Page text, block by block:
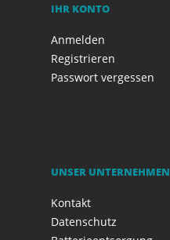
IHR KONTO
Anmelden
Registrieren
Passwort vergessen
UNSER UNTERNEHMEN
Kontakt
Datenschutz